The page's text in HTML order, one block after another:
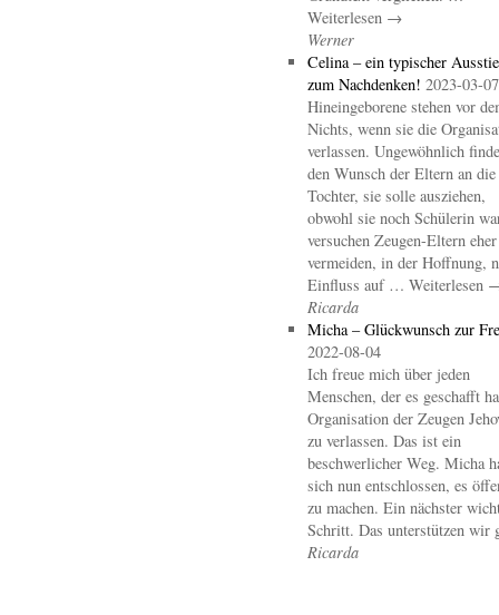
Weiterlesen →
Werner
Celina – ein typischer
zum Nachdenken! 2023-03-07
Hineingeborene stehen vor
Nichts, wenn sie die
verlassen. Ungewöhnlich
den Wunsch der Eltern an die
Tochter, sie solle ausziehen,
obwohl sie noch Schülerin
versuchen Zeugen-Eltern
vermeiden, in der Hoffnung,
Einfluss auf … Weiterlesen
Ricarda
Micha – Glückwunsch zur
2022-08-04
Ich freue mich über jeden
Menschen, der es geschafft
Organisation der Zeugen
zu verlassen. Das ist ein
beschwerlicher Weg. Micha
sich nun entschlossen, es
zu machen. Ein nächster
Schritt. Das unterstützen wir
Ricarda